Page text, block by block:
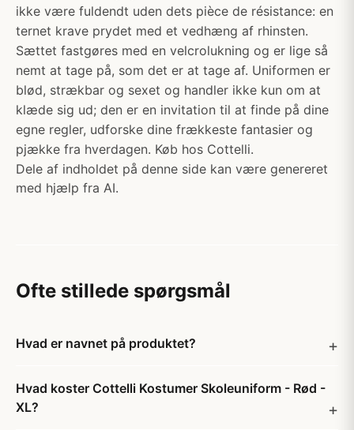
ikke være fuldendt uden dets pièce de résistance: en
ternet krave prydet med et vedhæng af rhinsten.
Sættet fastgøres med en velcrolukning og er lige så
nemt at tage på, som det er at tage af. Uniformen er
blød, strækbar og sexet og handler ikke kun om at
klæde sig ud; den er en invitation til at finde på dine
egne regler, udforske dine frækkeste fantasier og
pjække fra hverdagen. Køb hos Cottelli.
Dele af indholdet på denne side kan være genereret
med hjælp fra AI.
Ofte stillede spørgsmål
Hvad er navnet på produktet?
Hvad koster Cottelli Kostumer Skoleuniform - Rød -
XL?